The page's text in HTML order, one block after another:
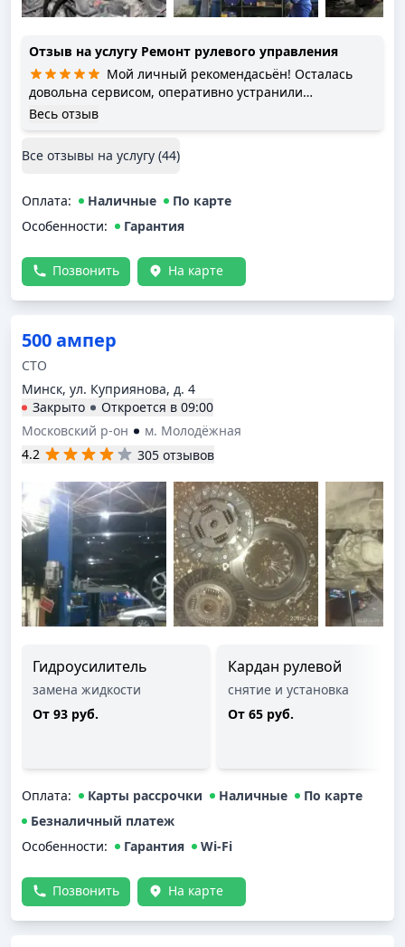
Отзыв на услугу Ремонт рулевого управления
Мой личный рекомендасьён! Осталась
довольна сервисом, оперативно устранили
неполадки, профессионалы своего дела! Не один раз
Весь отзыв
Все отзывы на услугу (44)
Оплата: Наличные
По карте
Особенности:
Гарантия
Позвонить На карте
500 ампер
СТО
Минск, ул. Куприянова, д. 4
Закрыто
Откроется в 09:00
Московский р-он
м. Молодёжная
4.2
305 отзывов
Гидроусилитель
замена жидкости
От 93 руб.
Кардан рулевой
снятие и установка
От 65 руб.
Оплата: Карты рассрочки Наличные
По карте
Безналичный платеж
Особенности:
Гарантия Wi-Fi
Позвонить На карте